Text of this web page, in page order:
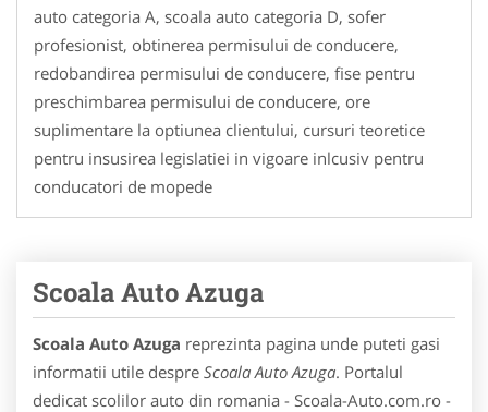
auto categoria A, scoala auto categoria D, sofer
profesionist, obtinerea permisului de conducere,
redobandirea permisului de conducere, fise pentru
preschimbarea permisului de conducere, ore
suplimentare la optiunea clientului, cursuri teoretice
pentru insusirea legislatiei in vigoare inlcusiv pentru
conducatori de mopede
Scoala Auto Azuga
Scoala Auto Azuga reprezinta pagina unde puteti gasi
informatii utile despre Scoala Auto Azuga. Portalul
dedicat scolilor auto din romania - Scoala-Auto.com.ro -